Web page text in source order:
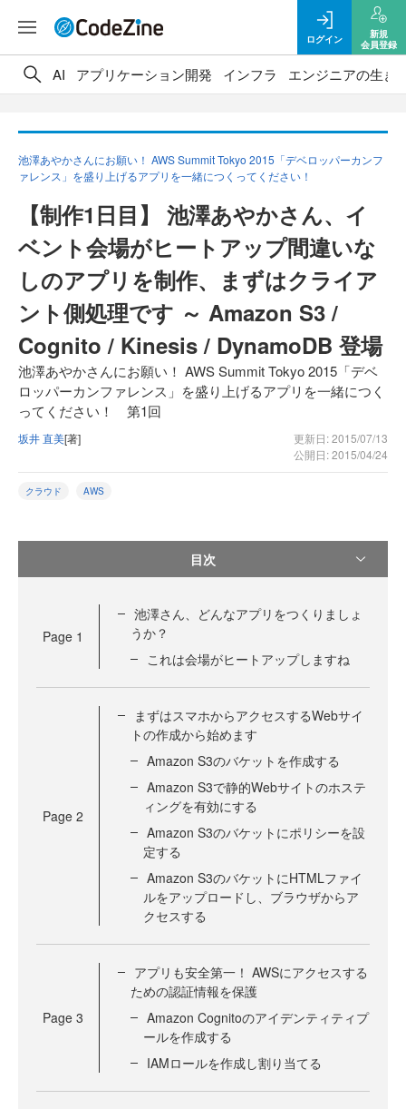
ログイン
新規
会員登録
AI アプリケーション開発 インフラ エンジニアの生き
池澤あやかさんにお願い！ AWS Summit Tokyo 2015「デベロッパーカンフ
ァレンス」を盛り上げるアプリを一緒につくってください！
【制作1日目】 池澤あやかさん、イ
ベント会場がヒートアップ間違いな
しのアプリを制作、まずはクライア
ント側処理です ～ Amazon S3 /
Cognito / Kinesis / DynamoDB 登場
池澤あやかさんにお願い！ AWS Summit Tokyo 2015「デベ
ロッパーカンファレンス」を盛り上げるアプリを一緒につく
ってください！ 第1回
坂井 直美[著]
更新日: 2015/07/13
公開日: 2015/04/24
クラウド AWS
目次
Page 1
池澤さん、どんなアプリをつくりましょ
うか？
これは会場がヒートアップしますね
Page 2
まずはスマホからアクセスするWebサイ
トの作成から始めます
Amazon S3のバケットを作成する
Amazon S3で静的Webサイトのホステ
ィングを有効にする
Amazon S3のバケットにポリシーを設
定する
Amazon S3のバケットにHTMLファイ
ルをアップロードし、ブラウザからア
クセスする
Page 3
アプリも安全第一！ AWSにアクセスする
ための認証情報を保護
Amazon Cognitoのアイデンティティプ
ールを作成する
IAMロールを作成し割り当てる